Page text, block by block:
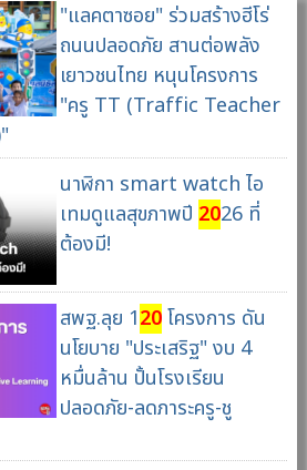
"แลคตาซอย" ร่วมสร้างฮีโร่
ถนนปลอดภัย สานต่อพลัง
เยาวชนไทย หนุนโครงการ
"ครู TT (Traffic Teacher
นาฬิกา smart watch ไอ
เทมดูแลสุขภาพปี 2026 ที่
ต้องมี!
สพฐ.ลุย 120โครงการ ดัน
นโยบาย "ประเสริฐ" งบ 4
หมื่นล้าน ปั้นโรงเรียน
ปลอดภัย-ลดภาระครู-ชู